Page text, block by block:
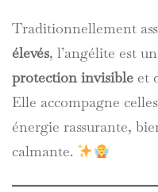
Traditionnellement
élevés, l’angélite est
protection invisible et
Elle accompagne
énergie rassurante,
calmante.